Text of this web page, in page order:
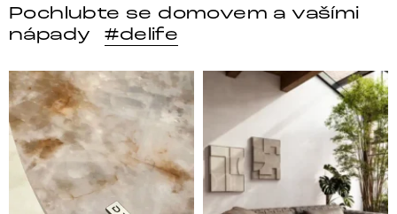
Pochlubte se domovem a vašími
nápady
#delife
DELIFE – Nábytek, který promění dům v domov. Domo
Místo, kam se budeš těšit